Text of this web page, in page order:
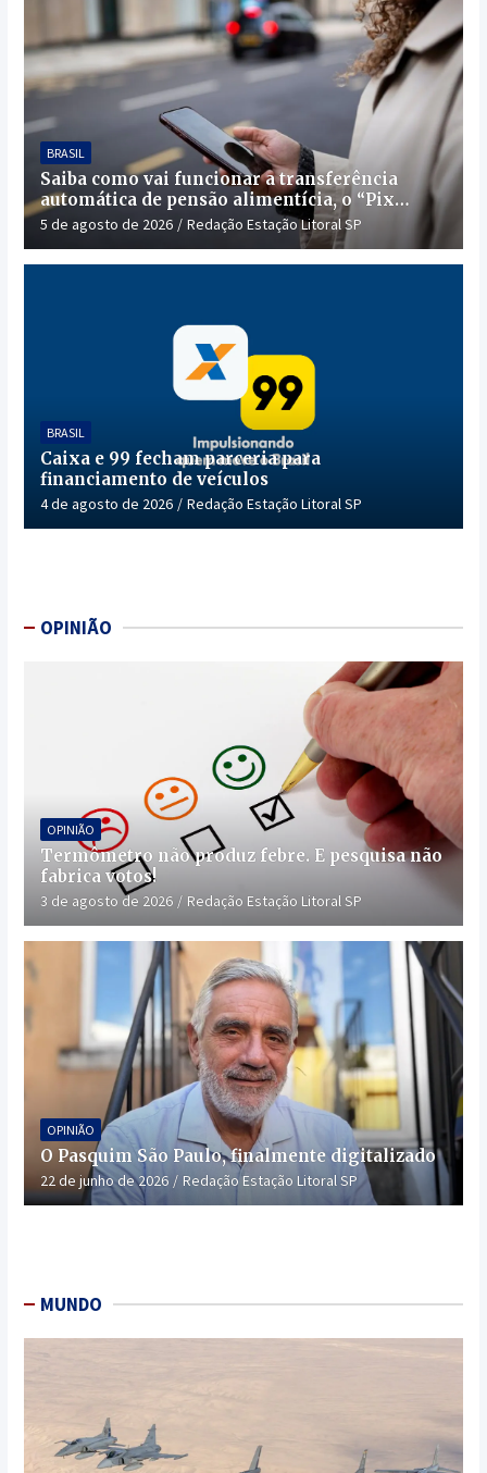
BRASIL
Saiba como vai funcionar a transferência
automática de pensão alimentícia, o “Pix
Pensão”
5 de agosto de 2026 Redação Estação Litoral SP
BRASIL
Caixa e 99 fecham parceria para
financiamento de veículos
4 de agosto de 2026 Redação Estação Litoral SP
OPINIÃO
OPINIÃO
Termômetro não produz febre. E pesquisa não
fabrica votos!
3 de agosto de 2026 Redação Estação Litoral SP
OPINIÃO
O Pasquim São Paulo, finalmente digitalizado
22 de junho de 2026 Redação Estação Litoral SP
MUNDO